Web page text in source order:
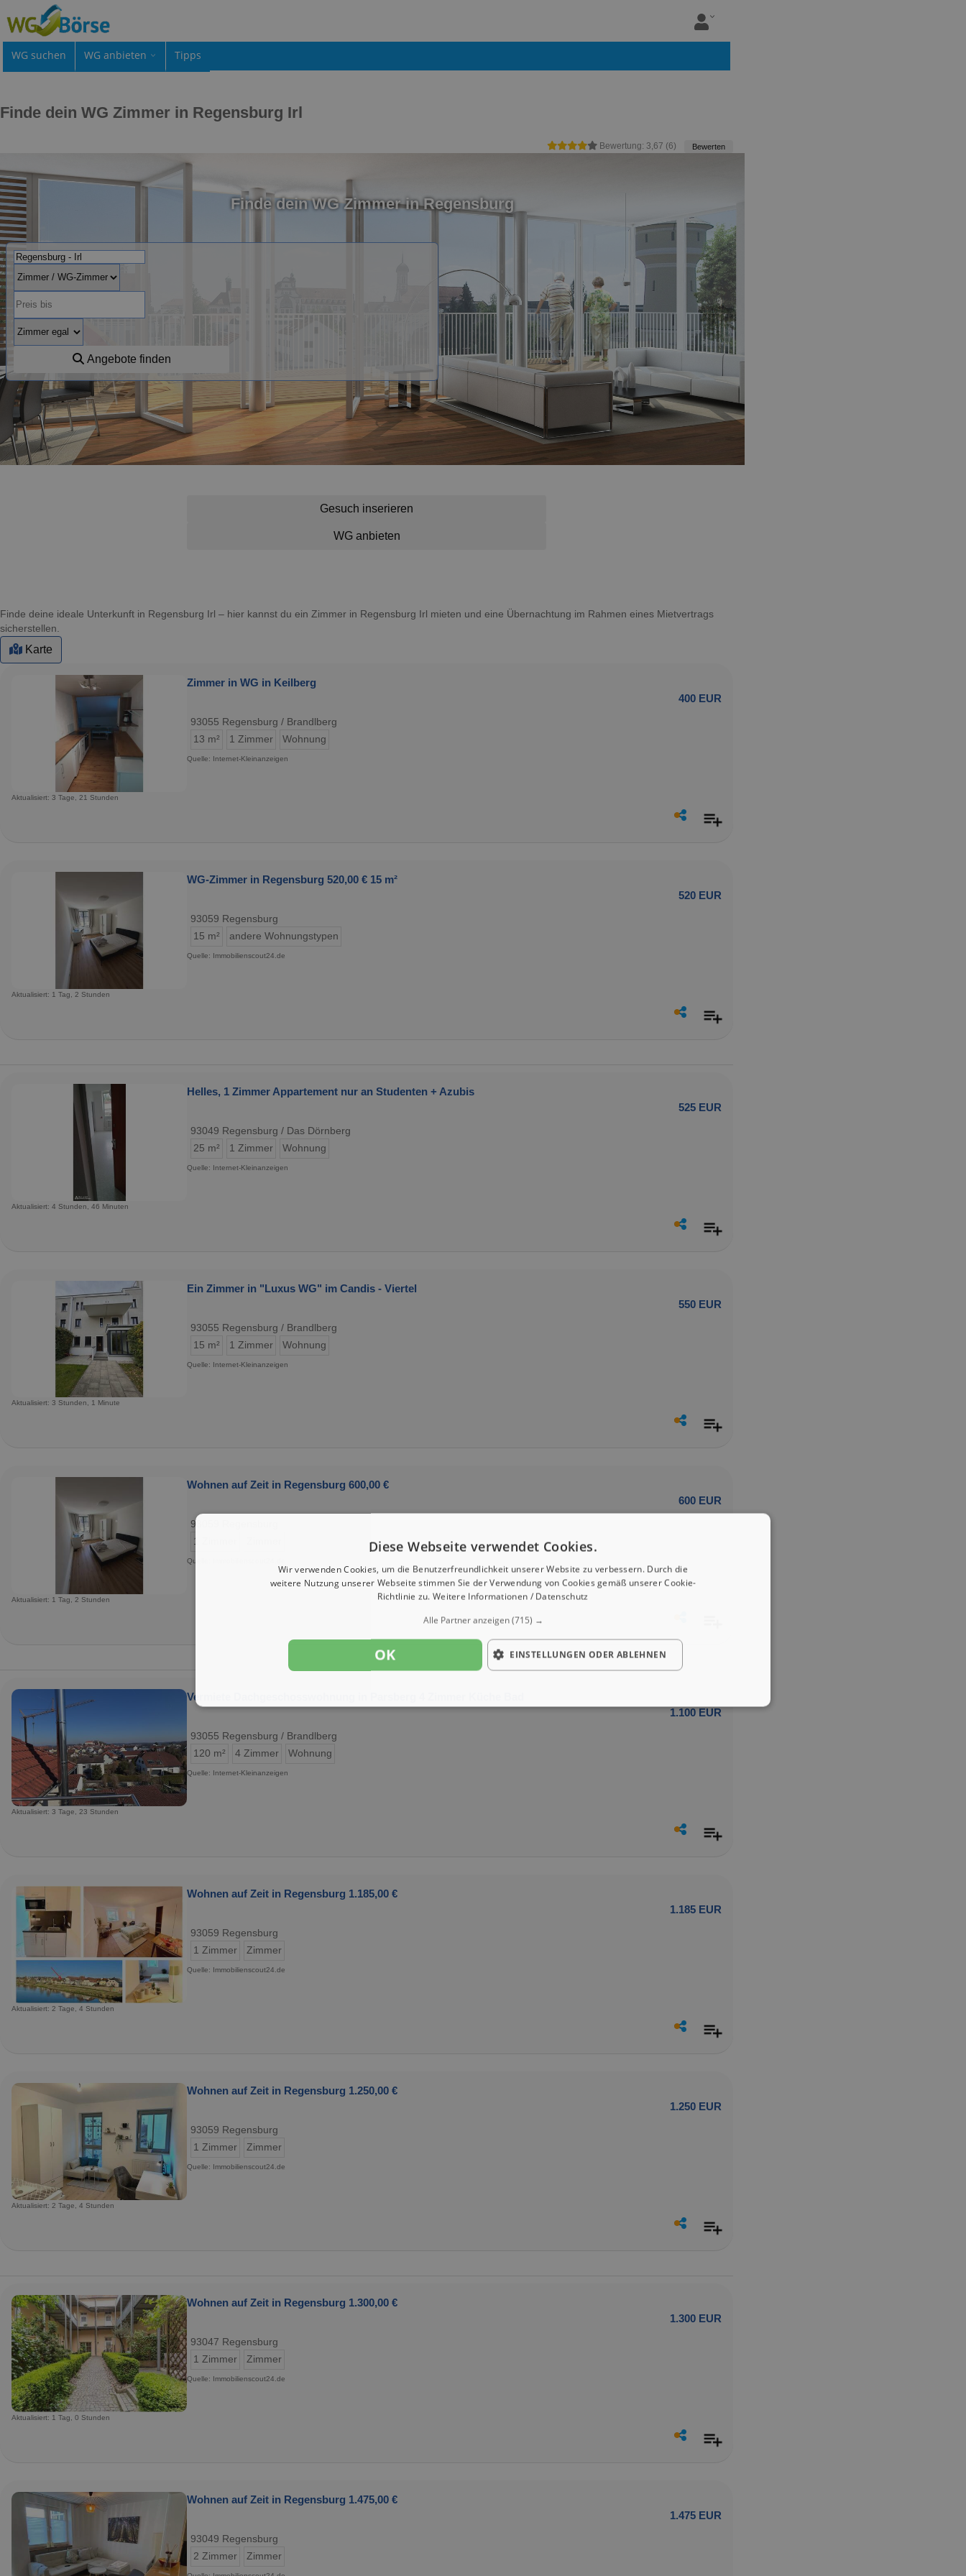
WG suchen WG anbieten Tipps
Finde dein WG Zimmer in Regensburg Irl
Bewertung: 3,67 (6) Bewerten
Finde dein WG Zimmer in Regensburg
Angebote finden
Gesuch inserieren
WG anbieten
Finde deine ideale Unterkunft in Regensburg Irl – hier kannst du ein Zimmer in Regensburg Irl mieten und eine Übernachtung im Rahmen eines Mietvertrags
sicherstellen.
Karte
Zimmer in WG in Keilberg
400 EUR
93055 Regensburg / Brandlberg
13 m²
1 Zimmer Wohnung
Quelle: Internet-Kleinanzeigen
Aktualisiert: 3 Tage, 21 Stunden
WG-Zimmer in Regensburg 520,00 € 15 m²
520 EUR
93059 Regensburg
15 m²
andere Wohnungstypen
Quelle: Immobilienscout24.de
Aktualisiert: 1 Tag, 2 Stunden
Helles, 1 Zimmer Appartement nur an Studenten + Azubis
525 EUR
93049 Regensburg / Das Dörnberg
25 m²
1 Zimmer Wohnung
Quelle: Internet-Kleinanzeigen
Aktualisiert: 4 Stunden, 46 Minuten
Ein Zimmer in "Luxus WG" im Candis - Viertel
550 EUR
93055 Regensburg / Brandlberg
15 m²
1 Zimmer Wohnung
Quelle: Internet-Kleinanzeigen
Aktualisiert: 3 Stunden, 1 Minute
Wohnen auf Zeit in Regensburg 600,00 €
600 EUR
93059 Regensburg
1 Zimmer
Quelle: Immobilienscout24.de
Aktualisiert: 1 Tag, 2 Stunden
Vermiete Dachgeschosswohnung in Parsberg 4 Zimmer Küche Bad
1.100 EUR
93055 Regensburg / Brandlberg
120 m²
4 Zimmer Wohnung
Quelle: Internet-Kleinanzeigen
Aktualisiert: 3 Tage, 23 Stunden
Wohnen auf Zeit in Regensburg 1.185,00 €
1.185 EUR
93059 Regensburg
1 Zimmer
Zimmer
Quelle: Immobilienscout24.de
Aktualisiert: 2 Tage, 4 Stunden
Wohnen auf Zeit in Regensburg 1.250,00 €
1.250 EUR
93059 Regensburg
1 Zimmer
Zimmer
Quelle: Immobilienscout24.de
Aktualisiert: 2 Tage, 4 Stunden
Wohnen auf Zeit in Regensburg 1.300,00 €
1.300 EUR
93047 Regensburg
1 Zimmer
Zimmer
Quelle: Immobilienscout24.de
Aktualisiert: 1 Tag, 0 Stunden
Wohnen auf Zeit in Regensburg 1.475,00 €
1.475 EUR
93049 Regensburg
2 Zimmer
Zimmer
Diese Webseite verwendet Cookies.
Wir verwenden Cookies, um die Benutzerfreundlichkeit unserer Website zu verbessern. Durch die
weitere Nutzung unserer Webseite stimmen Sie der Verwendung von Cookies gemäß unserer Cookie-
Richtlinie zu. Weitere Informationen / Datenschutz
Alle Partner anzeigen(715) →
OK EINSTELLUNGEN ODER ABLEHNEN